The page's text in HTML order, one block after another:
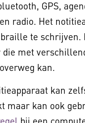
GPS,
radio. Het
te schrijven.
met
kan.
kan
maar kan ook